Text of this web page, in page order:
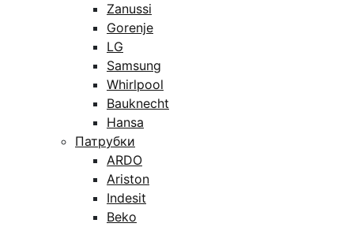
Zanussi
Gorenje
LG
Samsung
Whirlpool
Bauknecht
Hansa
Патрубки
ARDO
Ariston
Indesit
Beko